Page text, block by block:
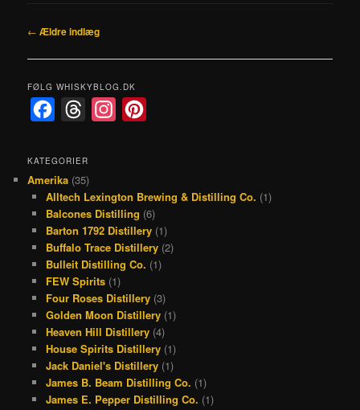
Indlægsnavigation
← Ældre indlæg
FØLG WHISKYBLOG.DK
c
e
b
o
o
k
r
e
a
d
s
a
g
r
a
m
e
r
e
t
KATEGORIER
Amerika (35)
Alltech Lexington Brewing & Distilling Co. (1)
Balcones Distilling (6)
Barton 1792 Distillery(1)
Buffalo Trace Distillery(2)
Bulleit Distilling Co. (1)
FEW Spirits(1)
Four Roses Distillery(3)
Golden Moon Distillery(1)
Heaven Hill Distillery(4)
House Spirits Distillery(1)
Jack Daniel's Distillery(1)
James B. Beam Distilling Co. (1)
James E. Pepper Distilling Co. (1)